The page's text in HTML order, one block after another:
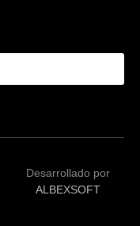
Desarrollado por
ALBEXSOFT